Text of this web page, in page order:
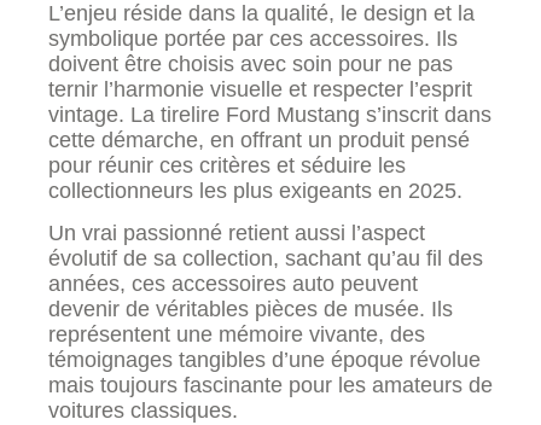
L’enjeu réside dans la qualité, le design et la
symbolique portée par ces accessoires. Ils
doivent être choisis avec soin pour ne pas
ternir l’harmonie visuelle et respecter l’esprit
vintage. La tirelire Ford Mustang s’inscrit dans
cette démarche, en offrant un produit pensé
pour réunir ces critères et séduire les
collectionneurs les plus exigeants en 2025.
Un vrai passionné retient aussi l’aspect
évolutif de sa collection, sachant qu’au fil des
années, ces accessoires auto peuvent
devenir de véritables pièces de musée. Ils
représentent une mémoire vivante, des
témoignages tangibles d’une époque révolue
mais toujours fascinante pour les amateurs de
voitures classiques.